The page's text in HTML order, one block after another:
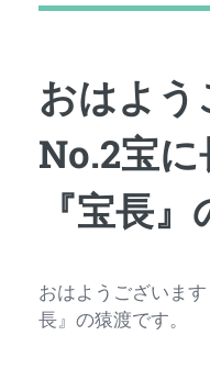
おはよう
No.2宝
『宝長
おはようございま
長』の猿渡です。